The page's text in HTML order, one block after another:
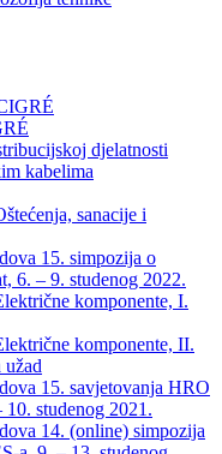
djelatnosti
kabelima
sanacije i
15. simpozija o
6. – 9. studenog 2022.
komponente, I.
komponente, II.
15. savjetovanja HRO
studenog 2021.
14. (online) simpozija